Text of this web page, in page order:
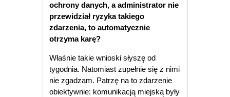
ochrony danych, a administrator nie
przewidział ryzyka takiego
zdarzenia, to automatycznie
otrzyma karę?
Właśnie takie wnioski słyszę od
tygodnia. Natomiast zupełnie się z nimi
nie zgadzam. Patrzę na to zdarzenie
obiektywnie: komunikacją miejską były